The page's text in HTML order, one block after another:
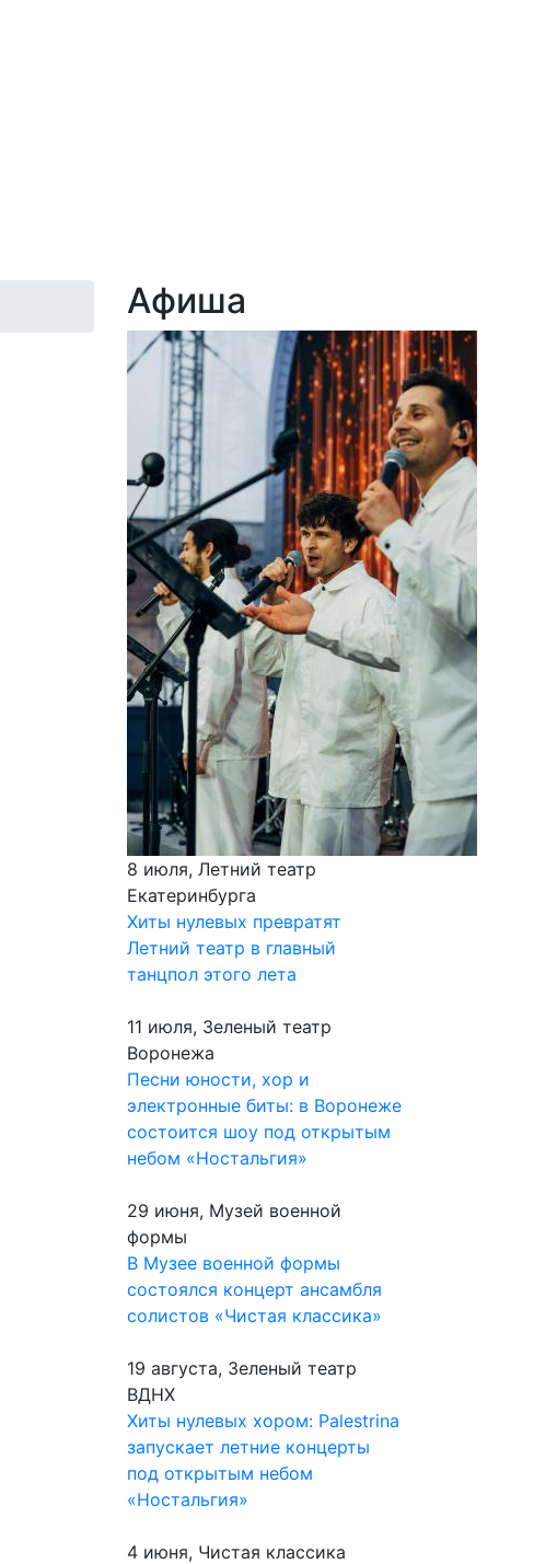
Афиша
8 июля, Летний театр
Екатеринбурга
Хиты нулевых превратят
Летний театр в главный
танцпол этого лета
11 июля, Зеленый театр
Воронежа
Песни юности, хор и
электронные биты: в Воронеже
состоится шоу под открытым
небом «Ностальгия»
29 июня, Музей военной
формы
В Музее военной формы
состоялся концерт ансамбля
солистов «Чистая классика»
19 августа, Зеленый театр
ВДНХ
Хиты нулевых хором: Palestrina
запускает летние концерты
под открытым небом
«Ностальгия»
4 июня, Чистая классика